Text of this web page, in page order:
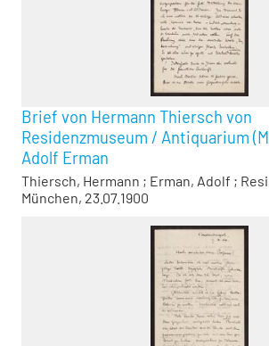
Brief von Hermann Thiersch von
Residenzmuseum / Antiquarium (München) an
Adolf Erman
Thiersch, Hermann ; Erman, Adolf ;
München, 23.07.1900